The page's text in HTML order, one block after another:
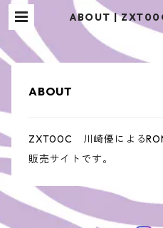
ABOUT |
ッ
ABOUT
ZXT00C 川崎優による
販売サイトです。